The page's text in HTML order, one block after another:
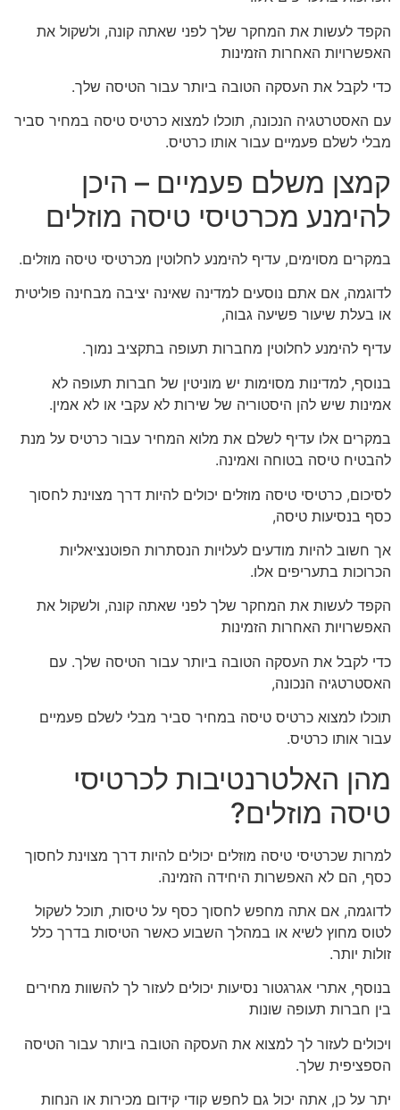
הקפד לעשות את המחקר שלך לפני שאתה קונה, ולשקול את
האפשרויות האחרות הזמינות
כדי לקבל את העסקה הטובה ביותר עבור הטיסה שלך.
עם האסטרטגיה הנכונה, תוכלו למצוא כרטיס טיסה במחיר סביר
מבלי לשלם פעמיים עבור אותו כרטיס.
קמצן משלם פעמיים – היכן
להימנע מכרטיסי טיסה מוזלים
במקרים מסוימים, עדיף להימנע לחלוטין מכרטיסי טיסה מוזלים.
לדוגמה, אם אתם נוסעים למדינה שאינה יציבה מבחינה פוליטית
או בעלת שיעור פשיעה גבוה,
עדיף להימנע לחלוטין מחברות תעופה בתקציב נמוך.
בנוסף, למדינות מסוימות יש מוניטין של חברות תעופה לא
אמינות שיש להן היסטוריה של שירות לא עקבי או לא אמין.
במקרים אלו עדיף לשלם את מלוא המחיר עבור כרטיס על מנת
להבטיח טיסה בטוחה ואמינה.
לסיכום, כרטיסי טיסה מוזלים יכולים להיות דרך מצוינת לחסוך
כסף בנסיעות טיסה,
אך חשוב להיות מודעים לעלויות הנסתרות הפוטנציאליות
הכרוכות בתעריפים אלו.
הקפד לעשות את המחקר שלך לפני שאתה קונה, ולשקול את
האפשרויות האחרות הזמינות
כדי לקבל את העסקה הטובה ביותר עבור הטיסה שלך. עם
האסטרטגיה הנכונה,
תוכלו למצוא כרטיס טיסה במחיר סביר מבלי לשלם פעמיים
עבור אותו כרטיס.
מהן האלטרנטיבות לכרטיסי
טיסה מוזלים?
למרות שכרטיסי טיסה מוזלים יכולים להיות דרך מצוינת לחסוך
כסף, הם לא האפשרות היחידה הזמינה.
לדוגמה, אם אתה מחפש לחסוך כסף על טיסות, תוכל לשקול
לטוס מחוץ לשיא או במהלך השבוע כאשר הטיסות בדרך כלל
זולות יותר.
בנוסף, אתרי אגרגטור נסיעות יכולים לעזור לך להשוות מחירים
בין חברות תעופה שונות
ויכולים לעזור לך למצוא את העסקה הטובה ביותר עבור הטיסה
הספציפית שלך.
יתר על כן, אתה יכול גם לחפש קודי קידום מכירות או הנחות